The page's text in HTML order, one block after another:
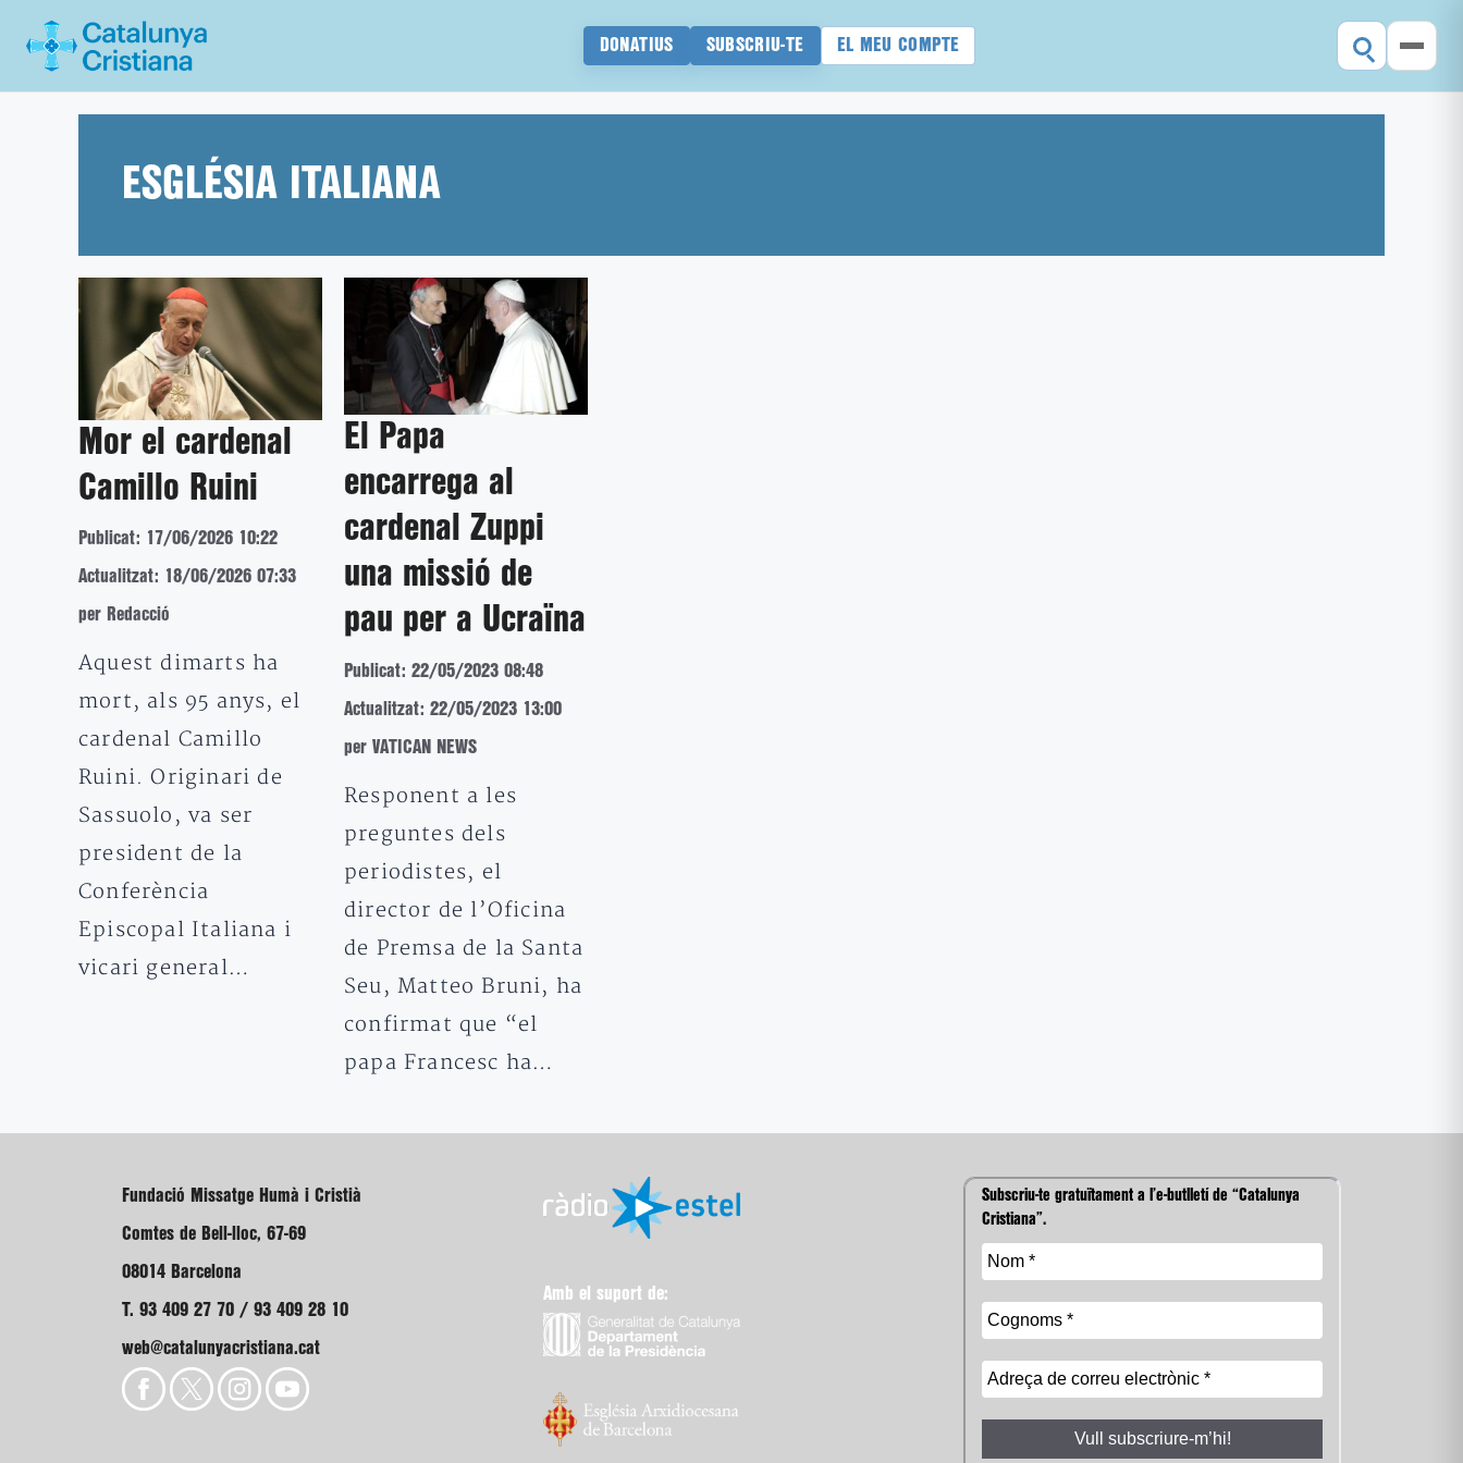
DONATIUS SUBSCRIU-TE EL MEU COMPTE
ESGLÉSIA ITALIANA
Mor el cardenal
Camillo Ruini
Publicat: 17/06/2026 10:22
Actualitzat: 18/06/2026 07:33
per Redacció
Aquest dimarts ha
mort, als 95 anys, el
cardenal Camillo
Ruini. Originari de
Sassuolo, va ser
president de la
Conferència
Episcopal Italiana i
vicari general…
El Papa
encarrega al
cardenal Zuppi
una missió de
pau per a Ucraïna
Publicat: 22/05/2023 08:48
Actualitzat: 22/05/2023 13:00
per VATICAN NEWS
Responent a les
preguntes dels
periodistes, el
director de l’Oficina
de Premsa de la Santa
Seu, Matteo Bruni, ha
confirmat que “el
papa Francesc ha…
Fundació Missatge Humà i Cristià
Comtes de Bell-lloc, 67-69
08014 Barcelona
T. 93 409 27 70 / 93 409 28 10
web@catalunyacristiana.cat
Amb el suport de:
Subscriu-te gratuïtament a l’e-butlletí de “Catalunya
Cristiana”.